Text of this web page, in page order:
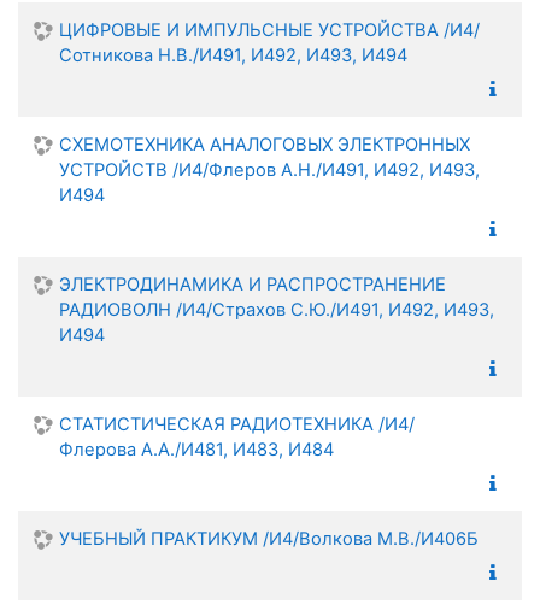
ЦИФРОВЫЕ И ИМПУЛЬСНЫЕ УСТРОЙСТВА /И4/
Сотникова Н.В./И491, И492, И493, И494
СХЕМОТЕХНИКА АНАЛОГОВЫХ ЭЛЕКТРОННЫХ
УСТРОЙСТВ /И4/Флеров А.Н./И491, И492, И493,
И494
ЭЛЕКТРОДИНАМИКА И РАСПРОСТРАНЕНИЕ
РАДИОВОЛН /И4/Страхов С.Ю./И491, И492, И493,
И494
СТАТИСТИЧЕСКАЯ РАДИОТЕХНИКА /И4/
Флерова А.А./И481, И483, И484
УЧЕБНЫЙ ПРАКТИКУМ /И4/Волкова М.В./И406Б